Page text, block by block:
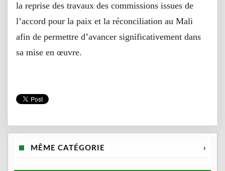
la reprise des travaux des commissions issues de
l’accord pour la paix et la réconciliation au Mali
afin de permettre d’avancer significativement dans
sa mise en œuvre.
MÊME CATÉGORIE ›